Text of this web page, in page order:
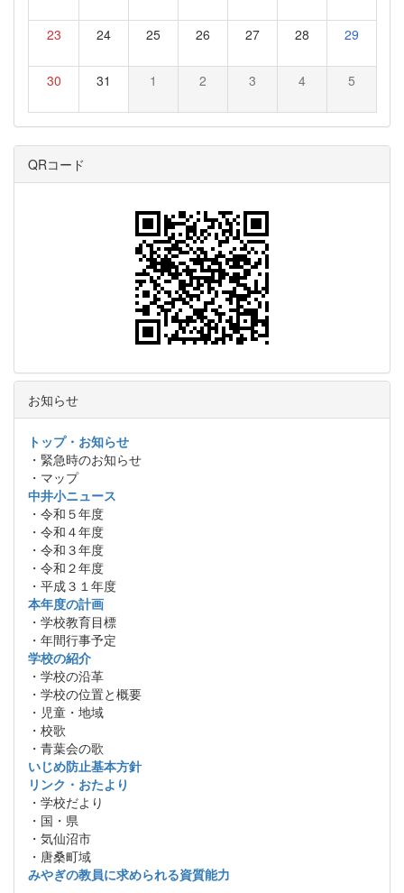
23 24 25 26 27 28 29
30 31 1 2 3 4 5
QRコード
お知らせ
トップ・お知らせ
・緊急時のお知らせ
・マップ
中井小ニュース
・令和５年度
・令和４年度
・令和３年度
・令和２年度
・平成３１年度
本年度の計画
・学校教育目標
・年間行事予定
学校の紹介
・学校の沿革
・学校の位置と概要
・児童・地域
・校歌
・青葉会の歌
いじめ防止基本方針
リンク・おたより
・学校だより
・国・県
・気仙沼市
・唐桑町域
みやぎの教員に求められる資質能力